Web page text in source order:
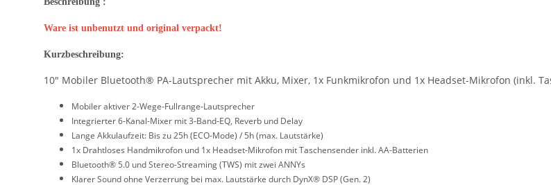
Ware ist unbenutzt und original verpackt!
Kurzbeschreibung:
10" Mobiler Bluetooth® PA-Lautsprecher mit Akku, Mixer, 1x Funkmikrofon und 1x Headset-Mikrofon (inkl.
Mobiler aktiver 2-Wege-Fullrange-Lautsprecher
Integrierter 6-Kanal-Mixer mit 3-Band-EQ, Reverb und Delay
Lange Akkulaufzeit: Bis zu 25h (ECO-Mode) / 5h (max. Lautstärke)
1x Drahtloses Handmikrofon und 1x Headset-Mikrofon mit Taschensender inkl. AA-Batterien
Bluetooth® 5.0 und Stereo-Streaming (TWS) mit zwei ANNYs
Klarer Sound ohne Verzerrung bei max. Lautstärke durch DynX® DSP (Gen. 2)